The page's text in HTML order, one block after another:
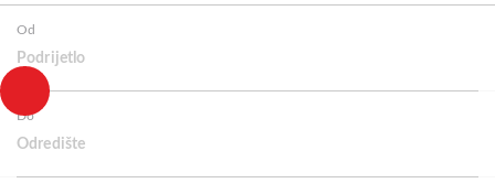
Od
Podrijetlo
Do
Odredište